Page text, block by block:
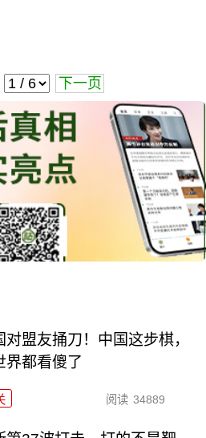
下一页
对盟友捅刀！中国这步棋，
界都看傻了
阅读 34889